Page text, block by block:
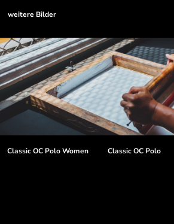
weitere Bilder
Classic OC Polo Women Classic OC Polo